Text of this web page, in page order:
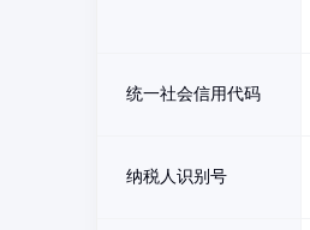
统一社会信用代码
纳税人识别号